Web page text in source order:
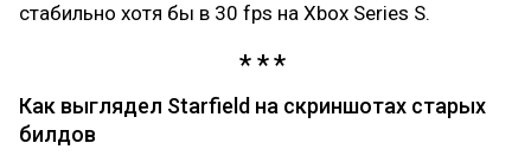
стабильно хотя бы в 30 fps на Xbox Series S.
Как выглядел Starfield на скриншотах старых
билдов